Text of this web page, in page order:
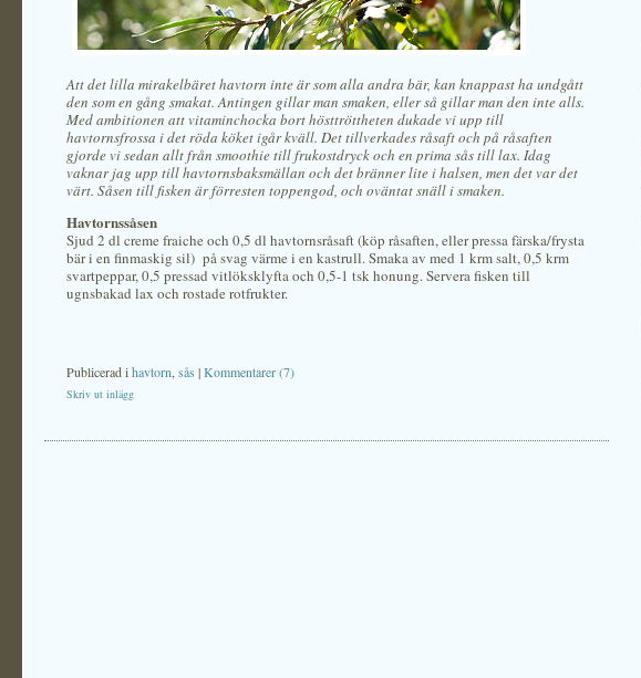
Att det lilla mirakelbäret havtorn inte är som alla andra bär, kan knappast ha undgått
den som en gång smakat. Antingen gillar man smaken, eller så gillar man den inte alls.
Med ambitionen att vitaminchocka bort hösttröttheten dukade vi upp till
havtornsfrossa i det röda köket igår kväll. Det tillverkades råsaft och på råsaften
gjorde vi sedan allt från smoothie till frukostdryck och en prima sås till lax. Idag
vaknar jag upp till havtornsbaksmällan och det bränner lite i halsen, men det var det
värt. Såsen till fisken är förresten toppengod, och oväntat snäll i smaken.
Havtornssåsen
Sjud 2 dl creme fraiche och 0,5 dl havtornsråsaft (köp råsaften, eller pressa färska/frysta
bär i en finmaskig sil) på svag värme i en kastrull. Smaka av med 1 krm salt, 0,5 krm
svartpeppar, 0,5 pressad vitlöksklyfta och 0,5-1 tsk honung. Servera fisken till
ugnsbakad lax och rostade rotfrukter.
Publicerad ihavtorn sås |Kommentarer (7)
Skriv ut inlägg